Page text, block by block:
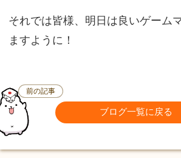
それでは皆様、明日は良いゲーム
ますように！
前の記事
ブログ一覧に戻る